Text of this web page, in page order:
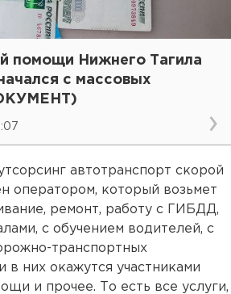
помощи Нижнего Тагила
с массовых
автотранспорт скорой
оператором, который возьмет
ремонт, работу с ГИБДД,
с обучением водителей, с
транспортных
в них окажутся участниками
и прочее. То есть все услуги,